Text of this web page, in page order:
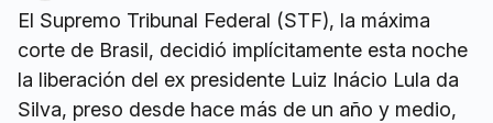
El Supremo Tribunal Federal (STF), la máxima
corte de Brasil, decidió implícitamente esta noche
la liberación del ex presidente Luiz Inácio Lula da
Silva, preso desde hace más de un año y medio,